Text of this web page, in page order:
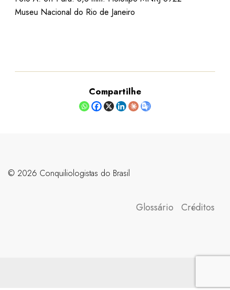
Museu Nacional do Rio de Janeiro
Compartilhe
©️ 2026 Conquiliologistas do Brasil
Glossário Créditos